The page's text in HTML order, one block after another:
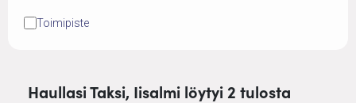
Toimipiste
Haullasi Taksi, Iisalmi löytyi 2 tulosta